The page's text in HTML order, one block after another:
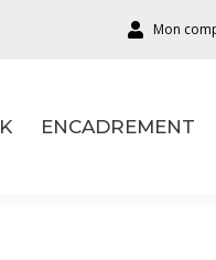
Mon
ENCADREMENT